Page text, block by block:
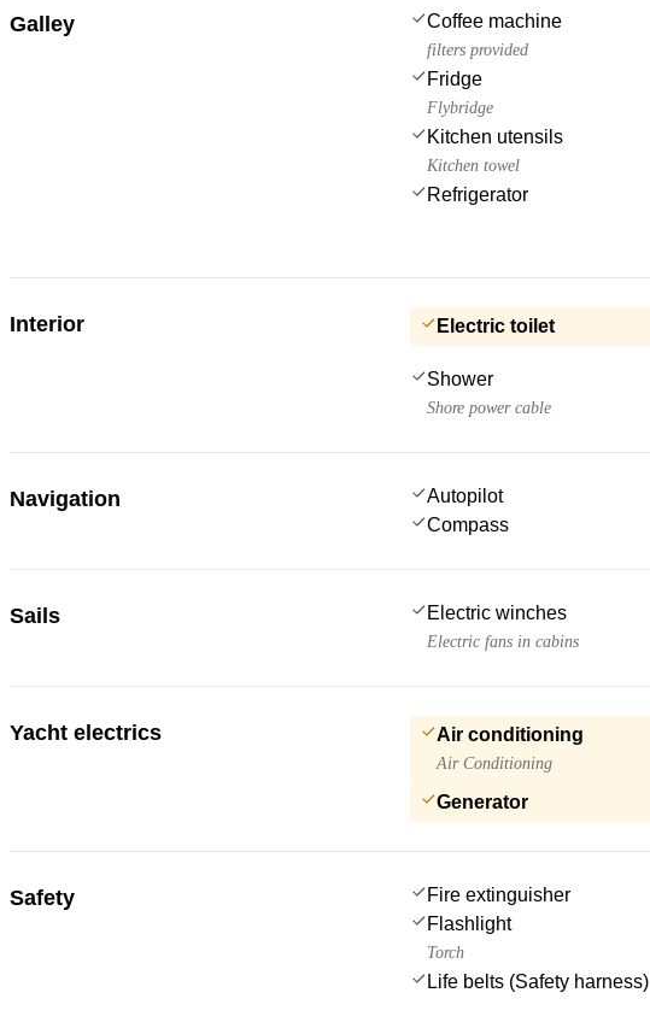
Galley Coffee machine
filters provided
Fridge
Flybridge
Kitchen utensils
Kitchen towel
Refrigerator
Interior Electric toilet
Shower
Shore power cable
Navigation Autopilot
Compass
Sails Electric winches
Electric fans in cabins
Yacht electrics Air conditioning
Air Conditioning
Generator
Safety Fire extinguisher
Flashlight
Torch
Life belts (Safety harness)